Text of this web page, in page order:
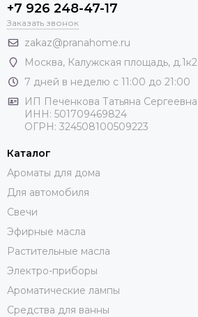
+7 926 248-47-17
Заказать звонок
zakaz@pranahome.ru
Москва, Калужская площадь, д.1к2
7 дней в неделю с 11:00 до 21:00
ИП Печенкова Татьяна Сергеевна
ИНН: 501709469824
ОГРН: 324508100509223
Каталог
Ароматы для дома
Для автомобиля
Свечи
Эфирные масла
Растительные масла
Электро-приборы
Ароматические лампы
Средства для ванны